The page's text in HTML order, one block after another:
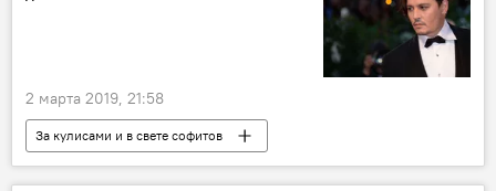
2 марта 2019, 21:58
За кулисами и в свете софитов
Новости мира
Новости
Культура